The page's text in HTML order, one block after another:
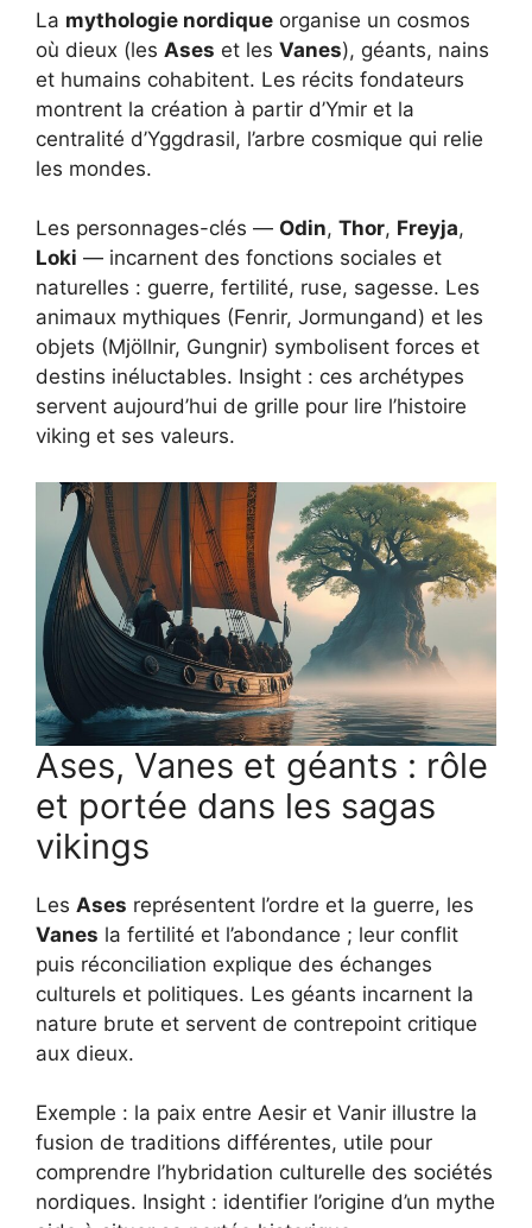
La mythologie nordique organise un cosmos
où dieux (les Ases et les Vanes), géants, nains
et humains cohabitent. Les récits fondateurs
montrent la création à partir d’Ymir et la
centralité d’Yggdrasil, l’arbre cosmique qui relie
les mondes.
Les personnages-clés — Odin, Thor, Freyja,
Loki — incarnent des fonctions sociales et
naturelles : guerre, fertilité, ruse, sagesse. Les
animaux mythiques (Fenrir, Jormungand) et les
objets (Mjöllnir, Gungnir) symbolisent forces et
destins inéluctables. Insight : ces archétypes
servent aujourd’hui de grille pour lire l’histoire
viking et ses valeurs.
Ases, Vanes et géants : rôle
et portée dans les sagas
vikings
Les Ases représentent l’ordre et la guerre, les
Vanes la fertilité et l’abondance ; leur conflit
puis réconciliation explique des échanges
culturels et politiques. Les géants incarnent la
nature brute et servent de contrepoint critique
aux dieux.
Exemple : la paix entre Aesir et Vanir illustre la
fusion de traditions différentes, utile pour
comprendre l’hybridation culturelle des sociétés
nordiques. Insight : identifier l’origine d’un mythe